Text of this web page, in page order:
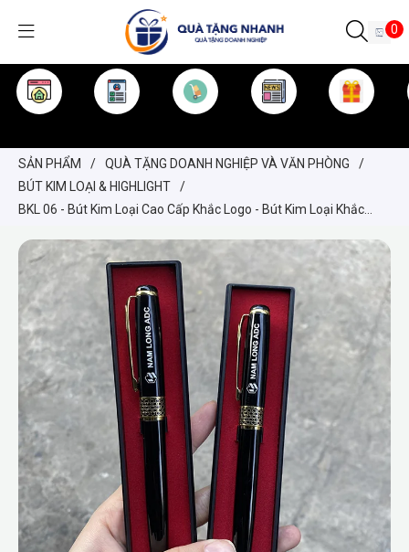
0
SẢN PHẨM / QUÀ TẶNG DOANH NGHIỆP VÀ VĂN PHÒNG
/
BÚT KIM LOẠI & HIGHLIGHT
/
BKL 06 - Bút Kim Loại Cao Cấp Khắc Logo - Bút Kim Loại Khắc